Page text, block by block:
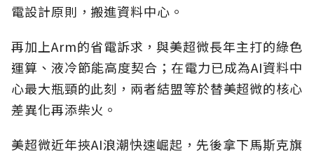
電設計原則，搬進資料中心。
再加上Arm的省電訴求，與美超微長年主打的綠色
運算、液冷節能高度契合；在電力已成為AI資料中
心最大瓶頸的此刻，兩者結盟等於替美超微的核心
差異化再添柴火。
美超微近年挾AI浪潮快速崛起，先後拿下馬斯克旗